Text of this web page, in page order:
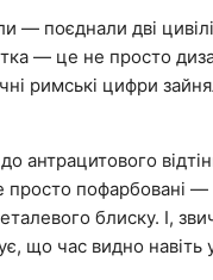
— поєднали дві
— це не просто
римські цифри
антрацитового
просто пофарбовані
блиску. І,
що час видно